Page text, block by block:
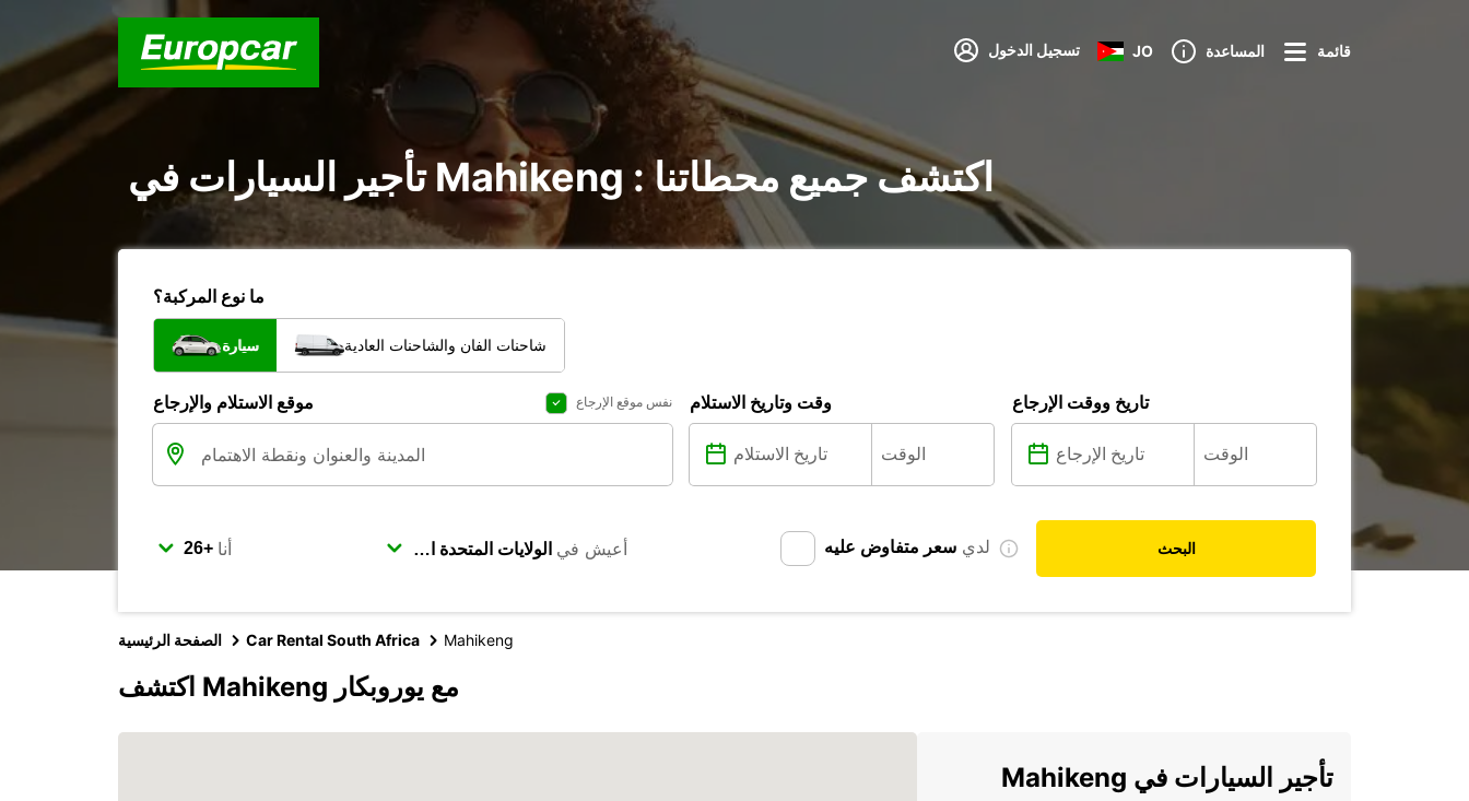
تسجيل الدخول JO المساعدة قائمة
تأجير السيارات في Mahikeng : اكتشف جميع محطاتنا
ما نوع المركبة؟
سيارة شاحنات الفان والشاحنات العادية
موقع الاستلام والإرجاع نفس موقع الإرجاع وقت وتاريخ الاستلام تاريخ ووقت الإرجاع
أنا أعيش في لدي سعر متفاوض عليه البحث
الصفحة الرئيسية Car Rental South Africa Mahikeng
اكتشف Mahikeng مع يوروبكار
تأجير السيارات في Mahikeng